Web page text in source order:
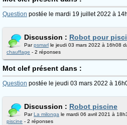
Question postée le mardi 19 juillet 2022 à
Discussion : Robot pour
Parpsmarl le jeudi 03 mars 2022 à 16h08
chauffage - 2 réponses
Mot clef présent dans :
Question postée le jeudi 03 mars 2022 à
Discussion : Robot piscine
ParLa milonga le mardi 06 avril 2021 à
piscine - 2 réponses